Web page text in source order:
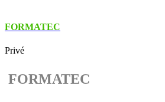
FORMATEC
Privé
FORMATEC